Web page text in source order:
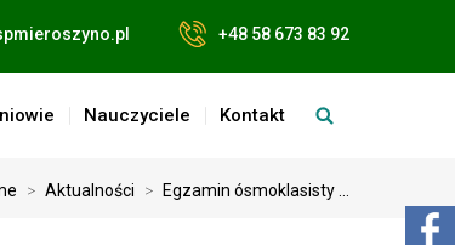
+48 58 673 83 92
Nauczyciele Kontakt
> Aktualności > Egzamin ósmoklasisty ...